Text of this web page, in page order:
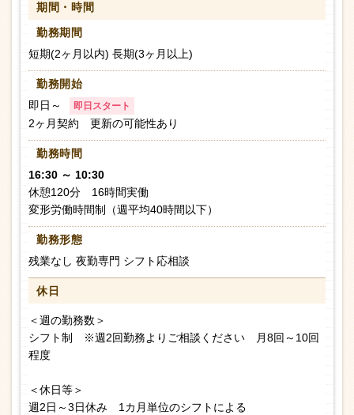
期間・時間
勤務期間
短期(2ヶ月以内) 長期(3ヶ月以上)
勤務開始
即日～
即日スタート
2ヶ月契約 更新の可能性あり
勤務時間
16:30 ～ 10:30
休憩120分 16時間実働
変形労働時間制（週平均40時間以下）
勤務形態
残業なし 夜勤専門 シフト応相談
休日
＜週の勤務数＞
シフト制 ※週2回勤務よりご相談ください 月8回～10回
程度
＜休日等＞
週2日～3日休み 1カ月単位のシフトによる